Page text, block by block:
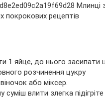
1 яйце, до нього засипати
розчинення цукру
або міксер.
суміш влити злегка